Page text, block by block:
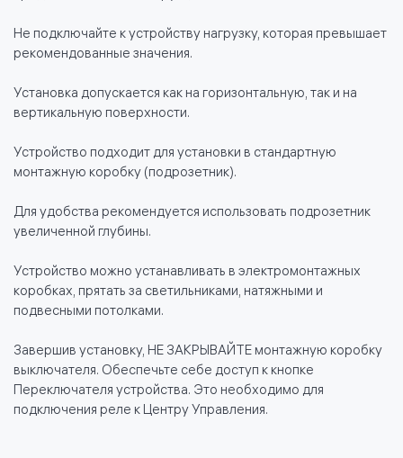
Не подключайте к устройству нагрузку, которая превышает
рекомендованные значения.
Установка допускается как на горизонтальную, так и на
вертикальную поверхности.
Устройство подходит для установки в стандартную
монтажную коробку (подрозетник).
Для удобства рекомендуется использовать подрозетник
увеличенной глубины.
Устройство можно устанавливать в электромонтажных
коробках, прятать за светильниками, натяжными и
подвесными потолками.
Завершив установку, НЕ ЗАКРЫВАЙТЕ монтажную коробку
выключателя. Обеспечьте себе доступ к кнопке
Переключателя устройства. Это необходимо для
подключения реле к Центру Управления.